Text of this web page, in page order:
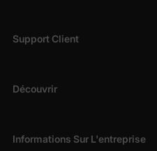
Support Client
Découvrir
Informations Sur L'entreprise